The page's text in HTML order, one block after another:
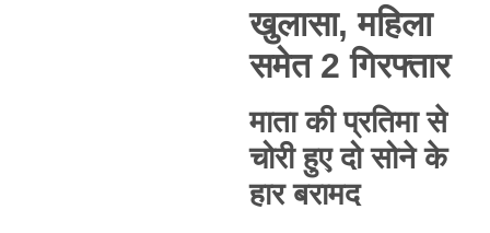
खुलासा, महिला
समेत 2 गिरफ्तार
माता की प्रतिमा से
चोरी हुए दो सोने के
हार बरामद